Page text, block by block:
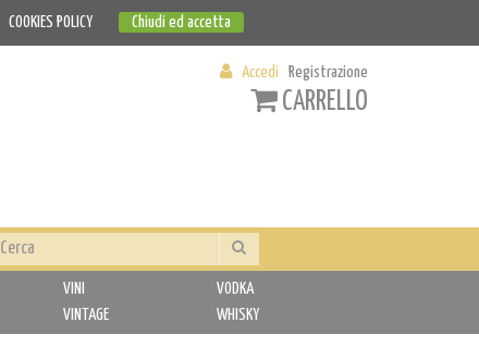
Accedi Registrazione
CARRELLO
VINI
VINTAGE
VODKA
WHISKY
COOKIES POLICY Chiudi ed accetta